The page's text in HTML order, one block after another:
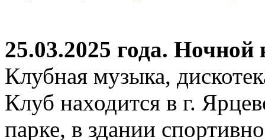
25.03.2025 года.
Клубная музыка,
Клуб находится в г.
парке, в здании